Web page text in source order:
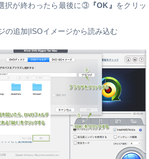
択が終わったら最後に③『OK』 をクリッ
の追加|ISOイメージから読み込む